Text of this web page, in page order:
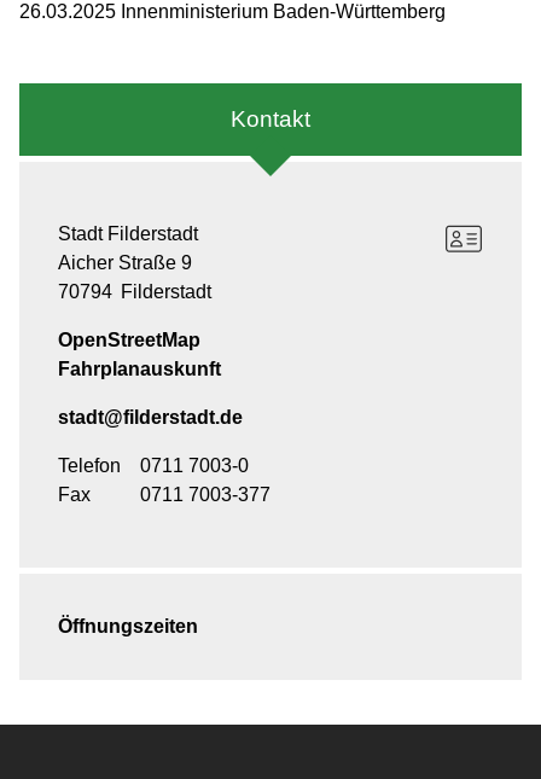
26.03.2025 Innenministerium Baden-Württemberg
Kontakt
Stadt Filderstadt
Aicher Straße 9
70794 Filderstadt
OpenStreetMap
Fahrplanauskunft
stadt@filderstadt.de
Telefon
0711 7003-0
Fax
0711 7003-377
Öffnungszeiten